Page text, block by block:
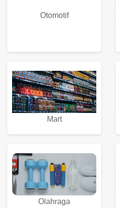
Otomotif
Mart
Olahraga